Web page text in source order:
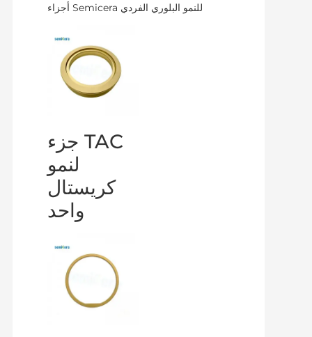
جزء TAC
لنمو
كريستال
واحد